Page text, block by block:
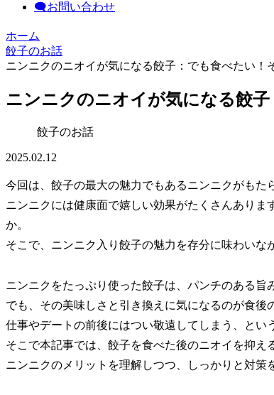
🗨️お問い合わせ
ホーム
餃子のお話
ニンニクのニオイが気になる餃子：でも食べたい！
ニンニクのニオイが気になる餃
餃子のお話
2025.02.12
今回は、餃子の最大の魅力でもあるニンニクがもた
ニンニクには健康面で嬉しい効果がたくさんあり
か。
そこで、ニンニク入り餃子の魅力を存分に味わいな
ニンニクをたっぷり使った餃子は、パンチのある旨
でも、その美味しさと引き換えに気になるのが食後
仕事やデートの前後にはつい敬遠してしまう、とい
そこで本記事では、餃子を食べた後のニオイを抑え
ニンニクのメリットを理解しつつ、しっかりと対策